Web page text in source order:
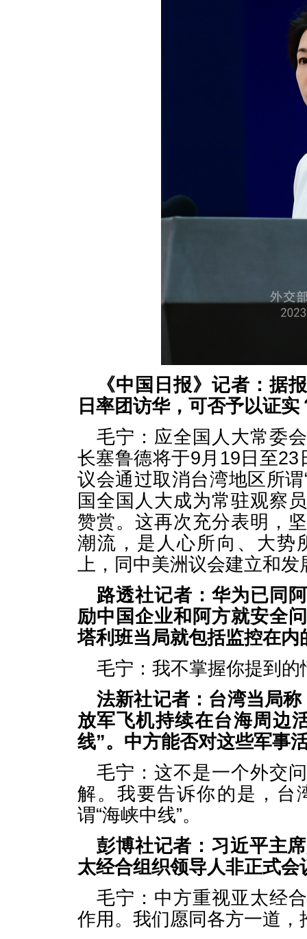
《中国日报》记者：据
日率团访华，可否予以证实
毛宁：应全国人大常委
长塞鲁德将于9月19日至
议会通过取消台湾地区所谓
国全国人大成为常驻观察
赞赏。这再次充分表明，
潮流，是人心所向、大势
上，同中美洲议会建立和发
路透社记者：华为已同
励中国企业和阿方就安全
塔利班当局就包括监控在
毛宁：我不掌握你提到的
法新社记者：台湾当局
放军飞机持续在台海周边
线”。中方能否对这些军事
毛宁：这不是一个外交
解。我要告诉你的是，台
谓“海峡中线”。
彭博社记者：习近平主
太经合组织领导人非正式会
毛宁：中方重视亚太经
作用。我们愿同各方一道